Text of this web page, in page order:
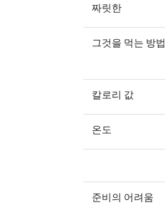
짜릿한
그것을 먹는 방법
칼로리 값
온도
준비의 어려움